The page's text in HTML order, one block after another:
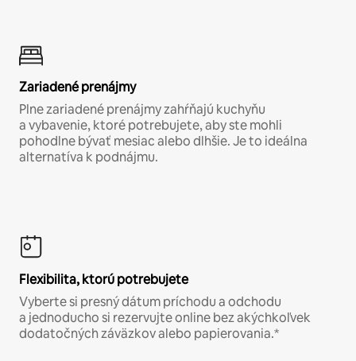
Zariadené prenájmy
Plne zariadené prenájmy zahŕňajú kuchyňu
a vybavenie, ktoré potrebujete, aby ste mohli
pohodlne bývať mesiac alebo dlhšie. Je to ideálna
alternatíva k podnájmu.
Flexibilita, ktorú potrebujete
Vyberte si presný dátum príchodu a odchodu
a jednoducho si rezervujte online bez akýchkoľvek
dodatočných záväzkov alebo papierovania.*